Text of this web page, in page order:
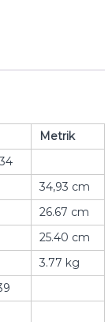
Metrik
34,93 cm
26.67 cm
25.40 cm
3.77 kg